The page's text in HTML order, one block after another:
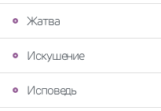
Жатва
Искушение
Исповедь